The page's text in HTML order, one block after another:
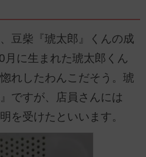
豆柴『琥太郎』くんの成
に生まれた琥太郎くん
れしたわんこだそう。琥
ですが、店員さんには
を受けたといいます。